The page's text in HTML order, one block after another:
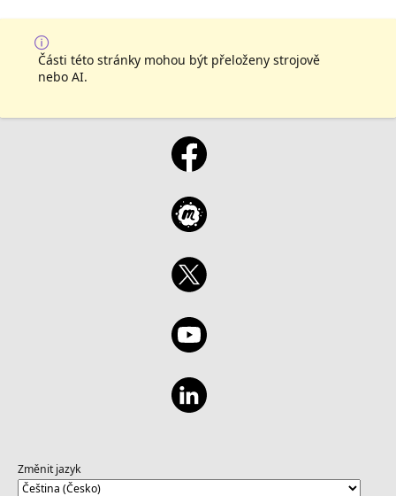
Části této stránky mohou být přeloženy strojově
nebo AI.
Změnit jazyk